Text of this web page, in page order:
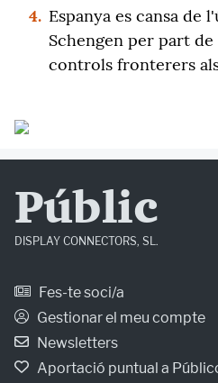
4. Espanya es cansa de
Schengen per part
controls fronterers
Públic
DISPLAY CONNECTORS, SL.
Fes-te soci/a
Gestionar el meu compte
Newsletters
Aportació puntual a